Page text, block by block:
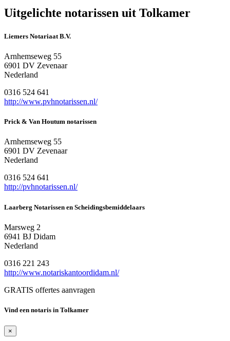
Uitgelichte notarissen uit Tolkamer
Liemers Notariaat B.V.
Arnhemseweg 55
6901 DV Zevenaar
Nederland
0316 524 641
http://www.pvhnotarissen.nl/
Prick & Van Houtum notarissen
Arnhemseweg 55
6901 DV Zevenaar
Nederland
0316 524 641
http://pvhnotarissen.nl/
Laarberg Notarissen en Scheidingsbemiddelaars
Marsweg 2
6941 BJ Didam
Nederland
0316 221 243
http://www.notariskantoordidam.nl/
GRATIS offertes aanvragen
Vind een notaris in Tolkamer
×